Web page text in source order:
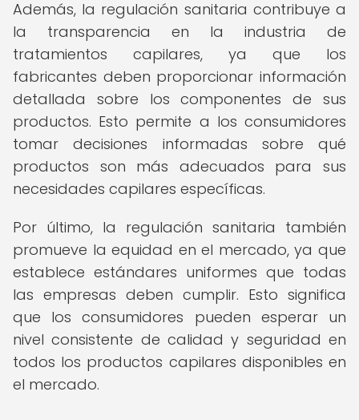
Además, la regulación sanitaria contribuye a
la transparencia en la industria de
tratamientos capilares, ya que los
fabricantes deben proporcionar información
detallada sobre los componentes de sus
productos. Esto permite a los consumidores
tomar decisiones informadas sobre qué
productos son más adecuados para sus
necesidades capilares específicas.
Por último, la regulación sanitaria también
promueve la equidad en el mercado, ya que
establece estándares uniformes que todas
las empresas deben cumplir. Esto significa
que los consumidores pueden esperar un
nivel consistente de calidad y seguridad en
todos los productos capilares disponibles en
el mercado.